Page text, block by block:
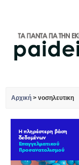
Αρχική >νοσηλευτικη